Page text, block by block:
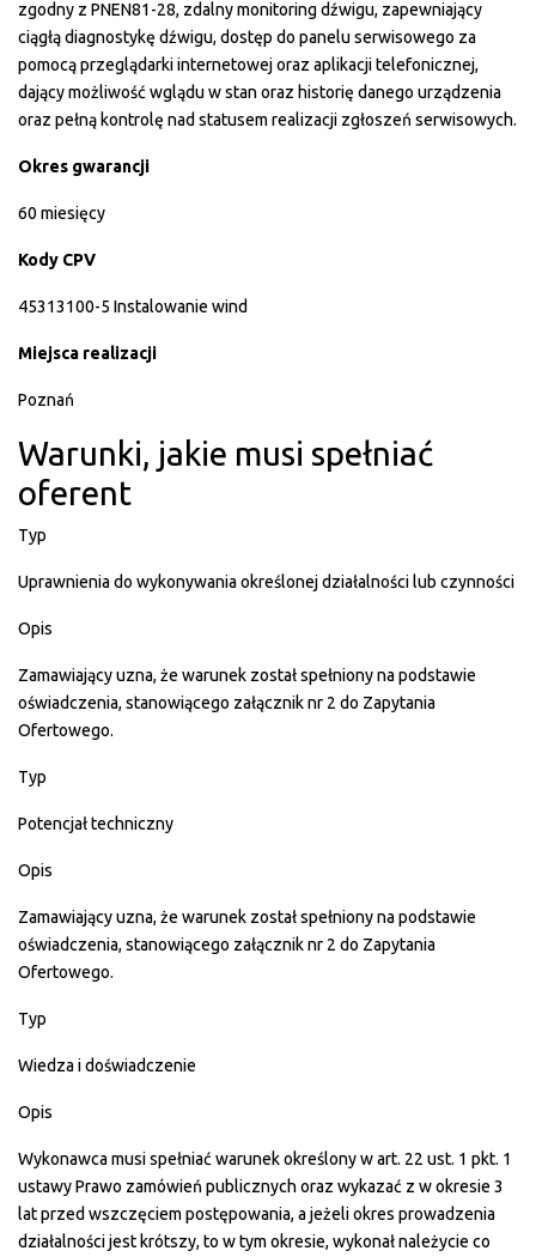
zgodny z PNEN81-28, zdalny monitoring dźwigu, zapewniający
ciągłą diagnostykę dźwigu, dostęp do panelu serwisowego za
pomocą przeglądarki internetowej oraz aplikacji telefonicznej,
dający możliwość wglądu w stan oraz historię danego urządzenia
oraz pełną kontrolę nad statusem realizacji zgłoszeń serwisowych.
Okres gwarancji
60 miesięcy
Kody CPV
45313100-5 Instalowanie wind
Miejsca realizacji
Poznań
Warunki, jakie musi spełniać
oferent
Typ
Uprawnienia do wykonywania określonej działalności lub czynności
Opis
Zamawiający uzna, że warunek został spełniony na podstawie
oświadczenia, stanowiącego załącznik nr 2 do Zapytania
Ofertowego.
Typ
Potencjał techniczny
Opis
Zamawiający uzna, że warunek został spełniony na podstawie
oświadczenia, stanowiącego załącznik nr 2 do Zapytania
Ofertowego.
Typ
Wiedza i doświadczenie
Opis
Wykonawca musi spełniać warunek określony w art. 22 ust. 1 pkt. 1
ustawy Prawo zamówień publicznych oraz wykazać z w okresie 3
lat przed wszczęciem postępowania, a jeżeli okres prowadzenia
działalności jest krótszy, to w tym okresie, wykonał należycie co